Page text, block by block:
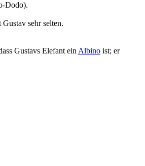
Dodo).
sehr selten.
Gustavs Elefant ein Albino ist; er